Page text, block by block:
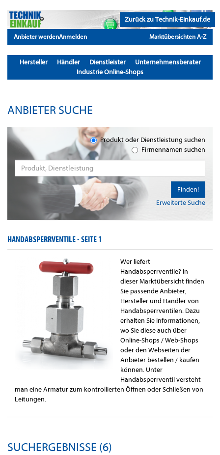
Zurück zu Technik-Einkauf.de
Anbieter werdenAnmelden Marktübersichten A-Z
Hersteller Händler Dienstleister
Unternehmensberater
Industrie Online-Shops
ANBIETER SUCHE
Produkt oder Dienstleistung suchen
Firmennamen suchen
Erweiterte Suche
Finden!
HANDABSPERRVENTILE -SEITE 1
Wer liefert
Handabsperrventile? In
dieser Marktübersicht finden
Sie passende Anbieter,
Hersteller und Händler von
Handabsperrventilen. Dazu
erhalten Sie Informationen,
wo Sie diese auch über
Online-Shops / Web-Shops
oder den Webseiten der
Anbieter bestellen / kaufen
können. Unter
Handabsperrventil versteht
man eine Armatur zum kontrollierten Öffnen oder Schließen von
Leitungen.
SUCHERGEBNISSE (6)